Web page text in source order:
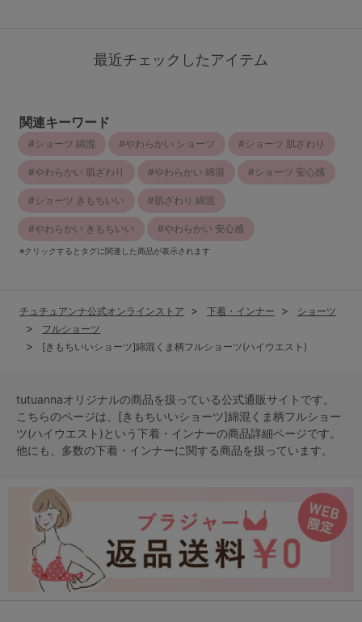
最近チェックしたアイテム
関連キーワード
ショーツ 綿混 やわらかい ショーツ ショーツ 肌ざわり
やわらかい 肌ざわり やわらかい 綿混 ショーツ 安心感
ショーツ きもちいい 肌ざわり 綿混
やわらかい きもちいい やわらかい 安心感
※クリックするとタグに関連した商品が表示されます
チュチュアンナ公式オンラインストア 下着・インナー
ショーツ
フルショーツ
[きもちいいショーツ]綿混くま柄フルショーツ(ハイウエスト)
tutuannaオリジナルの商品を扱っている公式通販サイトです。
こちらのページは、[きもちいいショーツ]綿混くま柄フルショー
ツ(ハイウエスト)という下着・インナーの商品詳細ページです。
他にも、多数の下着・インナーに関する商品を扱っています。